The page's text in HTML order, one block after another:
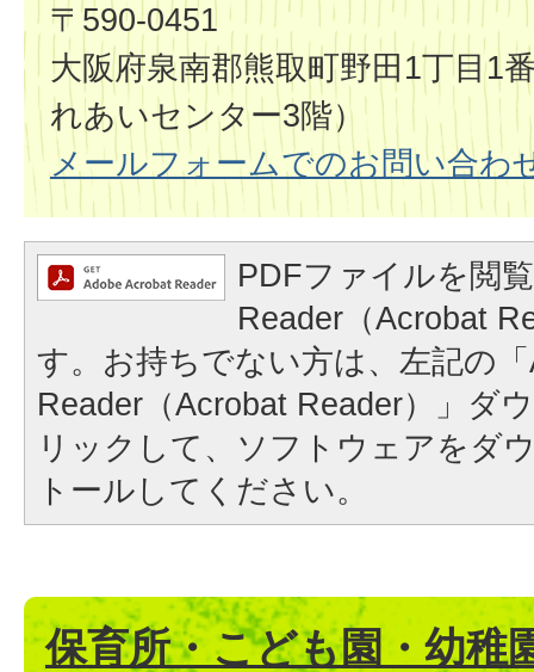
〒590-0451
大阪府泉南郡熊取町野田1丁目1
れあいセンター3階）
メールフォームでのお問い合わ
PDFファイルを閲
Reader（Acrobat
す。お持ちでない方は、左記の
Reader（Acrobat Reader）」ダ
リックして、ソフトウェアをダ
トールしてください。
保育所・こども園・幼稚